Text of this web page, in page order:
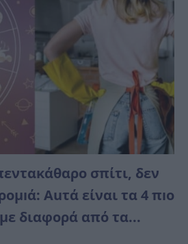
σπίτι, δεν
Αuτά είναι τα 4 πıο
διαφορά από τα...